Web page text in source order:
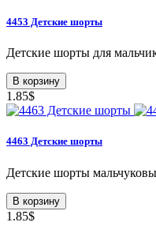
4453 Детские шорты
Детские шорты для
В корзину
1.85$
4463 Детские шорты
Детские шорты
В корзину
1.85$